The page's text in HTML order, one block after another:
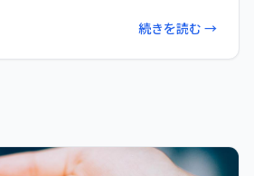
続きを読む →